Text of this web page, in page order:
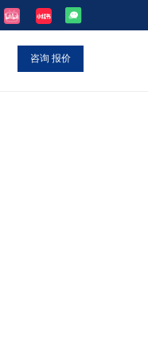
咨询 报价